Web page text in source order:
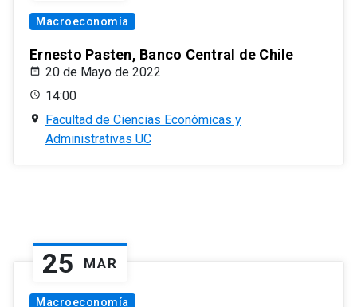
Macroeconomía
Ernesto Pasten, Banco Central de Chile
20 de Mayo de 2022
14:00
Facultad de Ciencias Económicas y
Administrativas UC
25 MAR
Macroeconomía